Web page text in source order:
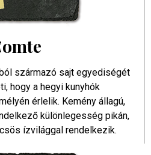
származó sajt egyediségét
hogy a hegyi kunyhók
érlelik. Kemény állagú,
különlegesség pikán,
ízvilággal rendelkezik.